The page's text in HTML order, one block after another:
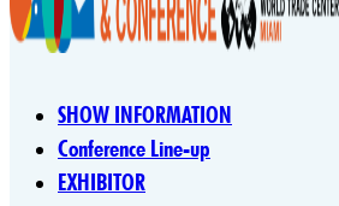
SHOW INFORMATION
Conference Line-up
EXHIBITOR